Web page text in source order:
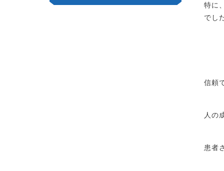
特に
でし
信頼
人の
患者